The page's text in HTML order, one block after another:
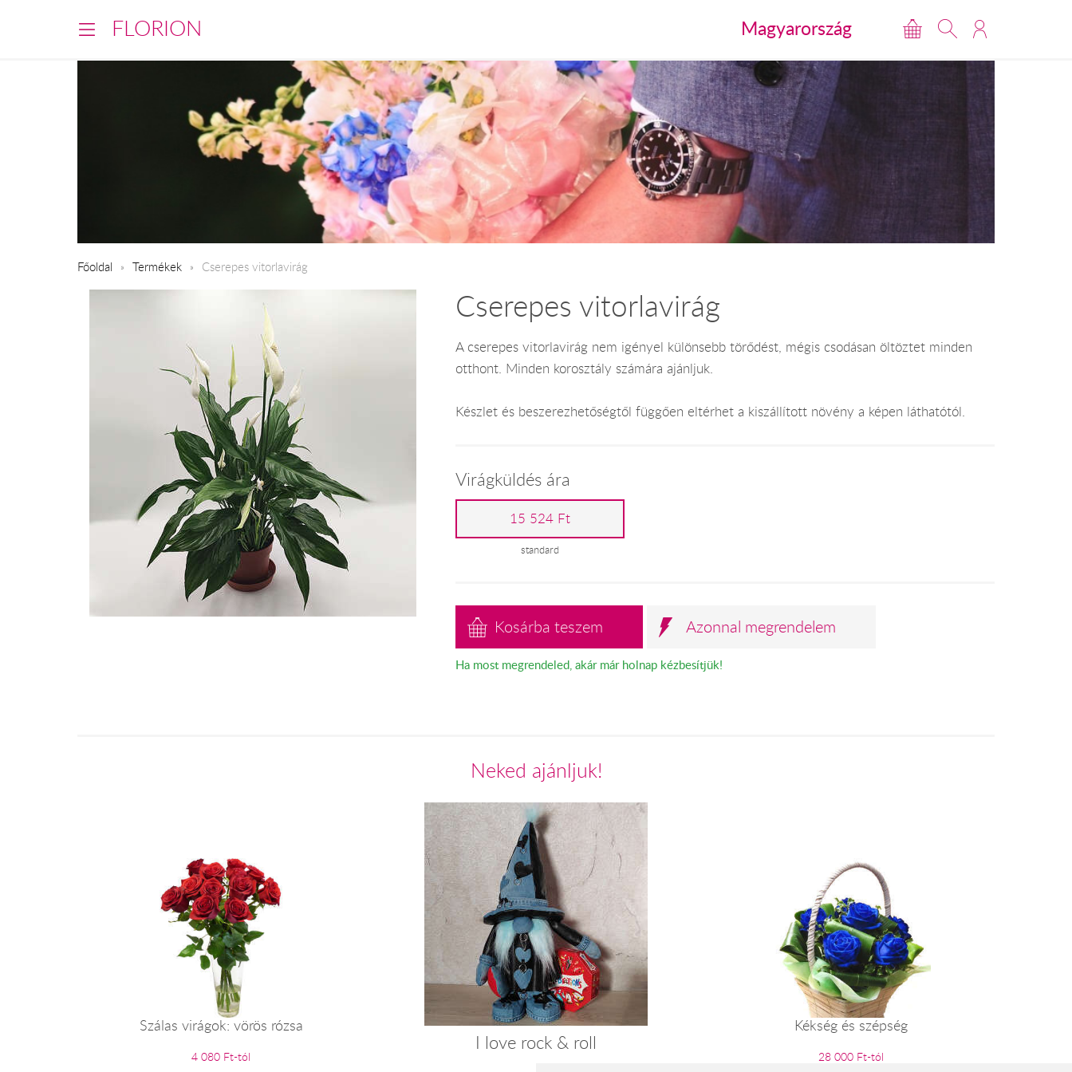
FLORION Magyarország
Főoldal Termékek Cserepes vitorlavirág
Cserepes vitorlavirág
A cserepes vitorlavirág nem igényel különsebb törődést, mégis csodásan öltöztet minden
otthont. Minden korosztály számára ajánljuk.
Készlet és beszerezhetőségtől függően eltérhet a kiszállított növény a képen láthatótól.
Virágküldés ára
15 524 Ft
standard
Kosárba teszem Azonnal megrendelem
Ha most megrendeled, akár már holnap kézbesítjük!
Neked ajánljuk!
Szálas virágok: vörös rózsa
4 080 Ft-tól
I love rock & roll
Kékség és szépség
28 000 Ft-tól